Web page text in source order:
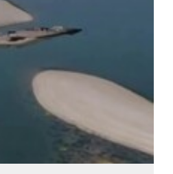
رایگان+پرداخت
اقساطی😍
اقساطی 💳
📍 تهران